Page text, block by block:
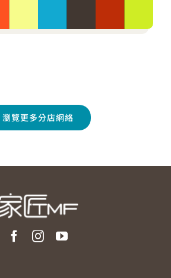
瀏覽更多分店網絡